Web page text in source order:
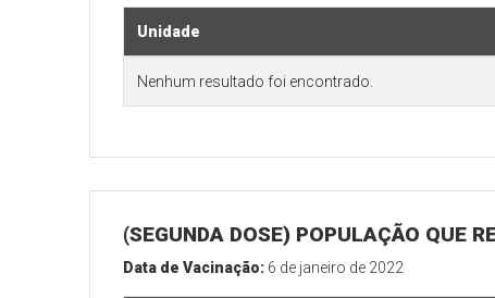
Unidade
Nenhum resultado foi encontrado.
(SEGUNDA DOSE) POPULAÇÃO QUE
Data de Vacinação: 6 de janeiro de 2022